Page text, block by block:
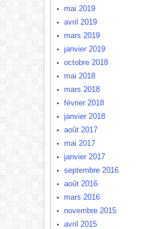
mai 2019
avril 2019
mars 2019
janvier 2019
octobre 2018
mai 2018
mars 2018
février 2018
janvier 2018
août 2017
mai 2017
janvier 2017
septembre 2016
août 2016
mars 2016
novembre 2015
avril 2015